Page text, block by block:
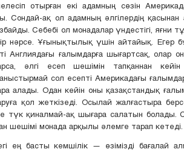
отырған екі адамның сөзін
Сондай-ақ ол адамның әлгілердің
Себебі ол монадалар үндестігі, яғни
нәрсе. Ұғынықтылық үшін айтайық.
Англиядағы ғалымдарға шығартсақ, олар
әлгі есеп шешімін тапқаннан
сол есепті Америкадағы
алады. Одан кейін оны қазақстандық
қол жеткізеді. Осылай жалғастыра
түк қиналмай-ақ шығара салатын болады.
шешімі монада арқылы әлемге тарап кетеді.
ең басты кемшілік — өзімізді